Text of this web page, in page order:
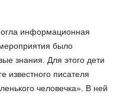
информационная
было
знания. Для этого дети
известного писателя
человечка». В ней